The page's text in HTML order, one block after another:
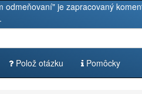
je zapracovaný
Polož otázku Pomôcky